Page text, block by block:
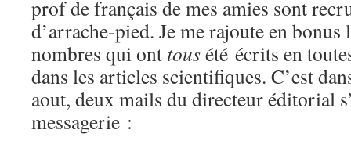
prof de français de mes amies sont
d’arrache-pied. Je me rajoute en
nombres qui ont tousété écrits en
dans les articles scientifiques. C’est
aout, deux mails du directeur éditorial
messagerie :